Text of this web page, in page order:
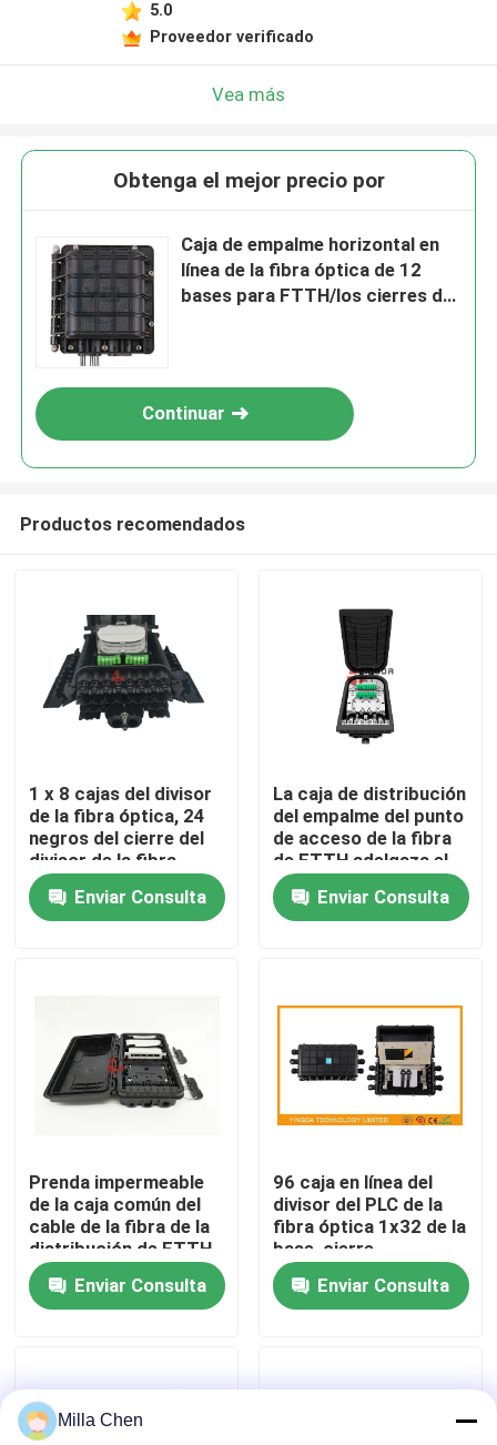
Hogar
Productos
Control de calidad
Noticias
Casos
Caja de fibra óptica de la terminación
5.0
Proveedor verificado
Vea más
Obtenga el mejor precio por
Caja de empalme horizontal en
línea de la fibra óptica de 12
bases para FTTH/los cierres del
Continuar
Productos recomendados
1 x 8 cajas del divisor
de la fibra óptica, 24
negros del cierre del
divisor de la fibra
óptica de los PP de
los puertosEnviar Consulta
La caja de distribución
del empalme del punto
de acceso de la fibra
de FTTH adelgaza el
puerto 16 para el
divisor de 1X8 1X16
Enviar Consulta
Prenda impermeable
de la caja común del
cable de la fibra de la
distribución de FTTH
8 corazones con el
módulo de LGX
Enviar Consulta
96 caja en línea del
divisor del PLC de la
fibra óptica 1x32 de la
base, cierre
fibroóptico del
empalmeEnviar Consulta
Milla Chen